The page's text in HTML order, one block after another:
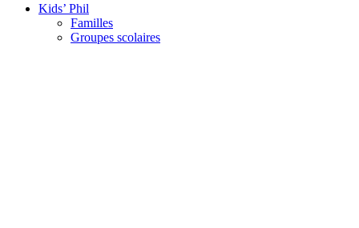
Kids’ Phil
Familles
Groupes scolaires